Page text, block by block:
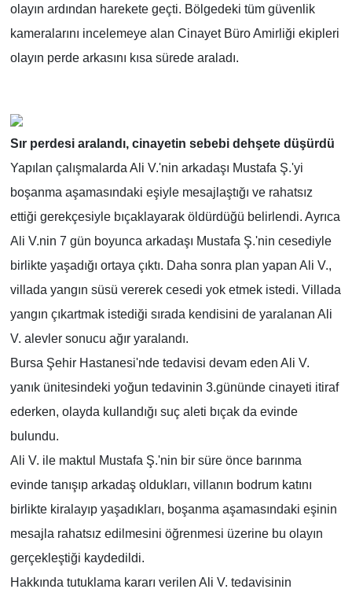
olayın ardından harekete geçti. Bölgedeki tüm güvenlik
kameralarını incelemeye alan Cinayet Büro Amirliği ekipleri
olayın perde arkasını kısa sürede araladı.
Sır perdesi aralandı, cinayetin sebebi dehşete düşürdü
Yapılan çalışmalarda Ali V.'nin arkadaşı Mustafa Ş.'yi
boşanma aşamasındaki eşiyle mesajlaştığı ve rahatsız
ettiği gerekçesiyle bıçaklayarak öldürdüğü belirlendi. Ayrıca
Ali V.nin 7 gün boyunca arkadaşı Mustafa Ş.'nin cesediyle
birlikte yaşadığı ortaya çıktı. Daha sonra plan yapan Ali V.,
villada yangın süsü vererek cesedi yok etmek istedi. Villada
yangın çıkartmak istediği sırada kendisini de yaralanan Ali
V. alevler sonucu ağır yaralandı.
Bursa Şehir Hastanesi'nde tedavisi devam eden Ali V.
yanık ünitesindeki yoğun tedavinin 3.gününde cinayeti itiraf
ederken, olayda kullandığı suç aleti bıçak da evinde
bulundu.
Ali V. ile maktul Mustafa Ş.'nin bir süre önce barınma
evinde tanışıp arkadaş oldukları, villanın bodrum katını
birlikte kiralayıp yaşadıkları, boşanma aşamasındaki eşinin
mesajla rahatsız edilmesini öğrenmesi üzerine bu olayın
gerçekleştiği kaydedildi.
Hakkında tutuklama kararı verilen Ali V. tedavisinin